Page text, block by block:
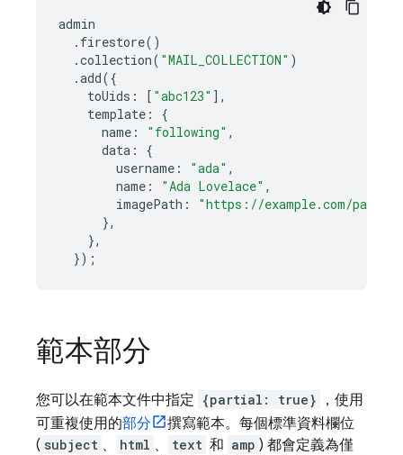
admin
. firestore()
.collection( "MAIL_COLLECTION" )
.add({
toUids : [ "abc123" ],
template :
{
name : "following" ,
data :
{
username : "ada" ,
name : "Ada Lovelace" ,
imagePath :
"https://example.com/path/
},
},
});
範本部分
您可以在範本文件中指定 {partial: true}
，使用
可重複使用的部分
撰寫範本。每個標準資料欄位
( subject 、 html 、 text 和 amp ) 都會定義為僅